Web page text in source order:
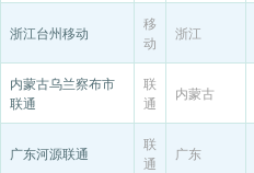
浙江台州移动
移
动
浙江
内蒙古乌兰察布市
联通
联
通
内蒙古
广东河源联通
联
通
广东